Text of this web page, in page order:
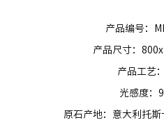
产品编号：
产品尺寸：
产品工艺
光感度：
原石产地：意大利托